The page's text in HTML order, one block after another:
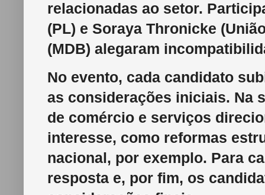
relacionadas ao setor.
(PL) e Soraya Thronicke
(MDB) alegaram
No evento, cada candidato
as considerações iniciais. Na
de comércio e serviços
interesse, como reformas
nacional, por exemplo. Para
resposta e, por fim, os